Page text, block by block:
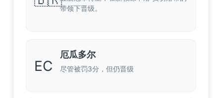
带领下晋级。
EC
厄瓜多尔
尽管被罚3分，但仍晋级